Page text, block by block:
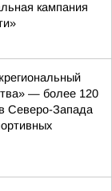
кампания
— более 120
Северо-Запада